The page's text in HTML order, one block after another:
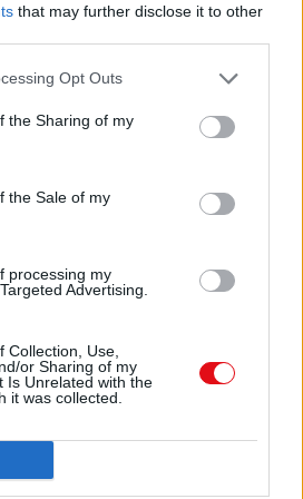
that may further disclose it to other
Opt Outs
the Sharing of my
the Sale of my
processing my
Advertising.
Collection, Use,
or Sharing of my
Is Unrelated with the
it was collected.
y mandan, afirmamos que,
más pasado que futuro
muy mal, desasosegada,
limpiar los moquitos a
suerte, come
bien, muy tranquilo. Sí, es
paz, mucho sosiego
lágrimas. Es la paz del
de Ávila.
2014 0:51 Página 1
23 de de octubre de 2014
Descargar